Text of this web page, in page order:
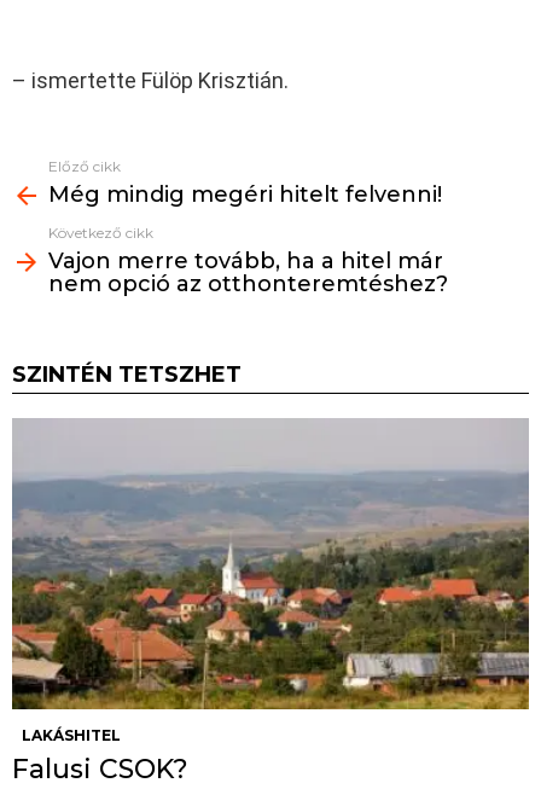
– ismertette Fülöp Krisztián.
more
Előző cikk
Még mindig megéri hitelt felvenni!
Következő cikk
Vajon merre tovább, ha a hitel már
nem opció az otthonteremtéshez?
SZINTÉN TETSZHET
LAKÁSHITEL
Falusi CSOK?